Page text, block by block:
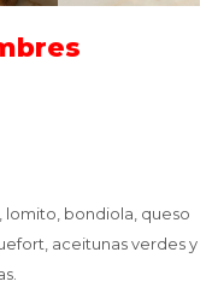
lomito, bondiola, queso
aceitunas verdes y